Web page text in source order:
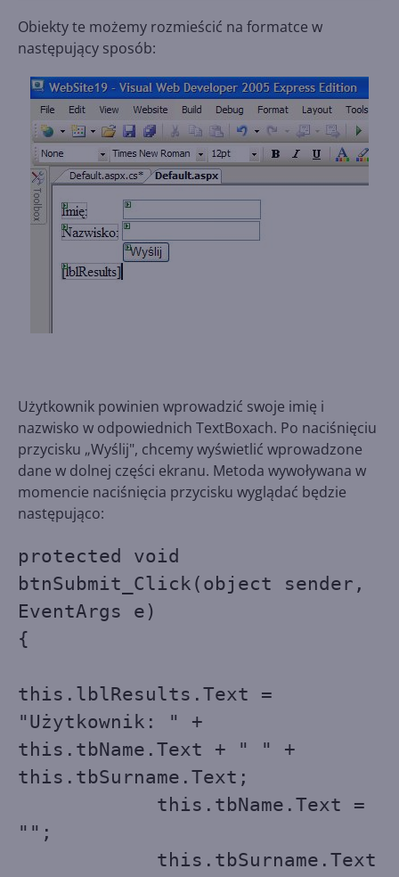
Obiekty te możemy rozmieścić na formatce w
następujący sposób:
Użytkownik powinien wprowadzić swoje imię i
nazwisko w odpowiednich TextBoxach. Po naciśnięciu
przycisku „Wyślij", chcemy wyświetlić wprowadzone
dane w dolnej części ekranu. Metoda wywoływana w
momencie naciśnięcia przycisku wyglądać będzie
następująco:
protected void
btnSubmit_Click(object sender,
EventArgs e)
{
this.lblResults.Text =
"Użytkownik: " +
this.tbName.Text + " " +
this.tbSurname.Text;
this.tbName.Text =
"";
this.tbSurname.Text